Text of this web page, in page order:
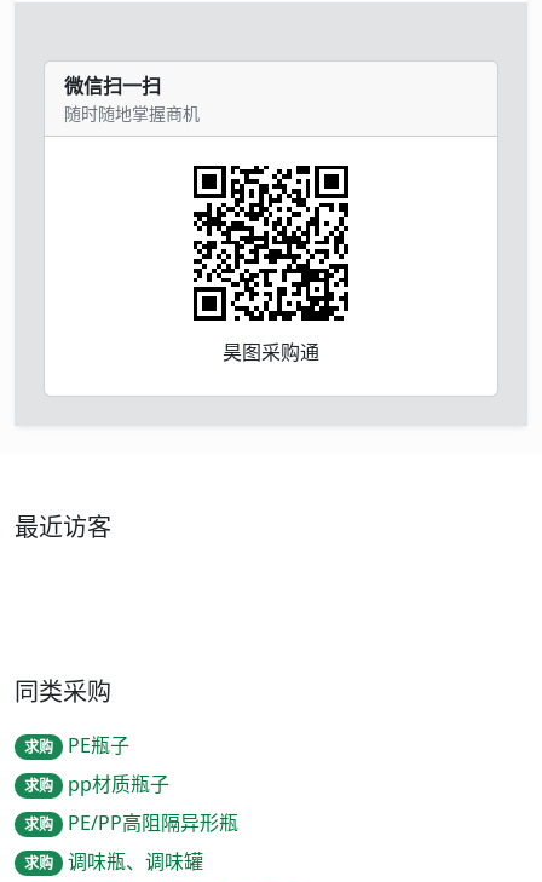
微信扫一扫
随时随地掌握商机
昊图采购通
最近访客
同类采购
求购 PE瓶子
求购 pp材质瓶子
求购 PE/PP高阻隔异形瓶
求购 调味瓶、调味罐